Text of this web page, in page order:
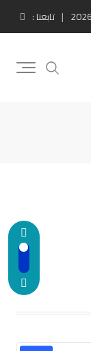
تابعنا :